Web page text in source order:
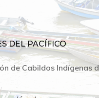
DEL PACÍFICO
de Cabildos Indígenas